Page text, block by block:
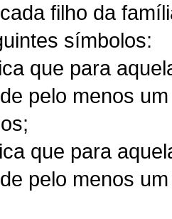
filho da
símbolos:
que para
pelo menos
que para
pelo menos